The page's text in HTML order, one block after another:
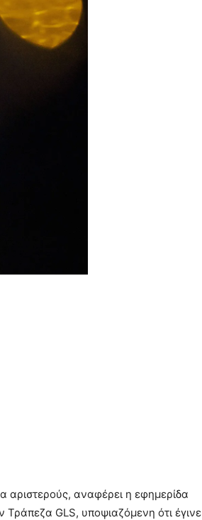
αριστερούς, αναφέρει η εφημερίδα
GLS, υποψιαζόμενη ότι έγινε